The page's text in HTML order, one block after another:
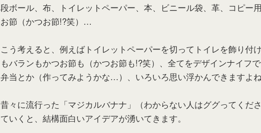
段ボール、布、トイレットペーパー、本、ビニール袋、革、コピー
お節（かつお節!?笑）…
こう考えると、例えばトイレットペーパーを切ってトイレを飾り付
もバランもかつお節も（かつお節も!?笑）、全てをデザインナイフ
弁当とか（作ってみようかな…）、いろいろ思い浮かんできますよね
昔々に流行った「マジカルバナナ」（わからない人はググってくだ
ていくと、結構面白いアイデアが湧いてきます。